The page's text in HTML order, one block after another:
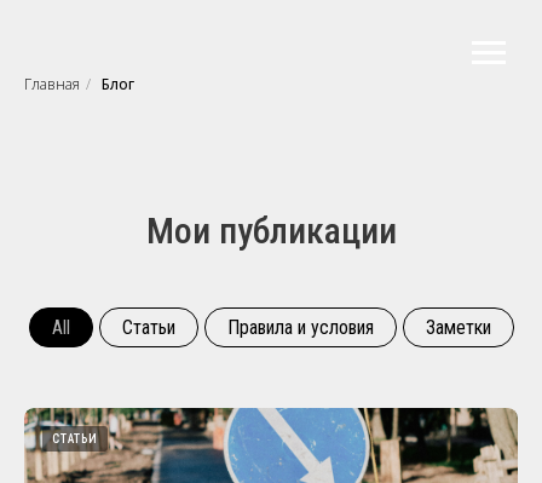
Главная / Блог
Мои публикации
All Статьи Правила и условия Заметки
СТАТЬИ